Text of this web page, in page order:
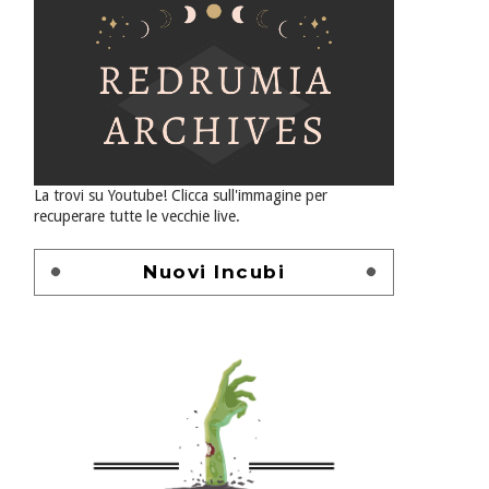
La trovi su Youtube! Clicca sull'immagine per
recuperare tutte le vecchie live.
Nuovi Incubi